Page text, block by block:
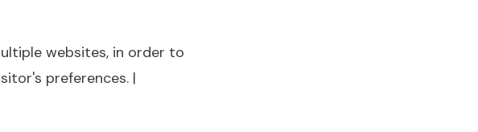
websites, in order to
preferences. |